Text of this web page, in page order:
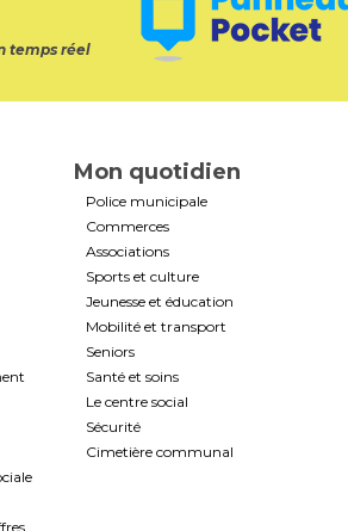
temps réel
Mon quotidien
Police municipale
Commerces
Associations
Sports et culture
Jeunesse et éducation
Mobilité et transport
Seniors
Santé et soins
Le centre social
Sécurité
Cimetière communal